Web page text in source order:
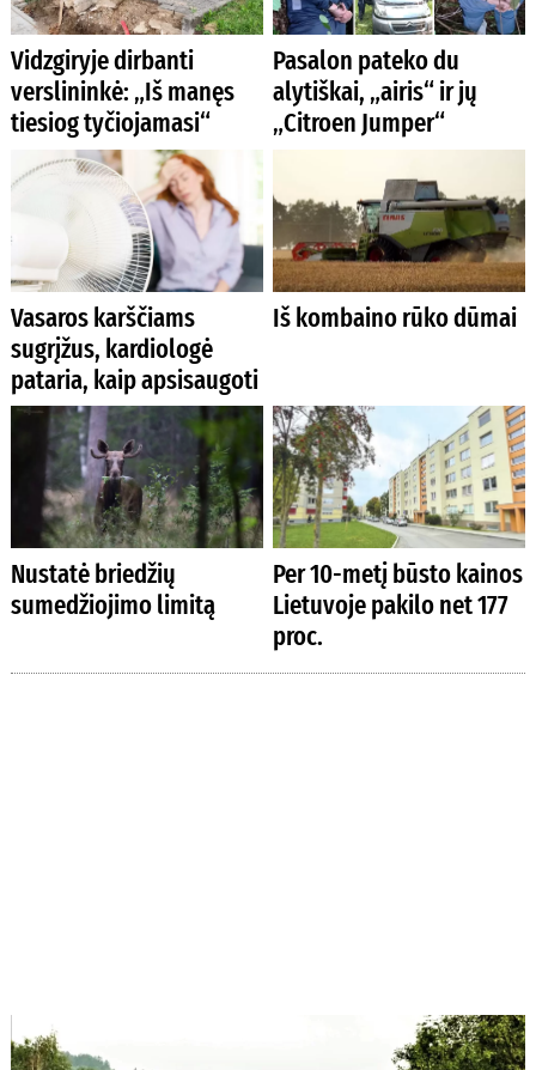
Vidzgiryje dirbanti
verslininkė: „Iš manęs
tiesiog tyčiojamasi“
Pasalon pateko du
alytiškai, „airis“ ir jų
„Citroen Jumper“
Vasaros karščiams
sugrįžus, kardiologė
pataria, kaip apsisaugoti
Iš kombaino rūko dūmai
Nustatė briedžių
sumedžiojimo limitą
Per 10-metį būsto kainos
Lietuvoje pakilo net 177
proc.